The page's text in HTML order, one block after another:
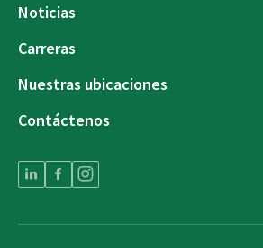
Noticias
Carreras
Nuestras ubicaciones
Contáctenos